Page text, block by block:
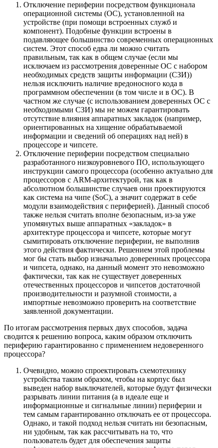
Отключение периферии посредством функционала
операционной системы (ОС), установленной на
устройстве (при помощи встроенных служб и
компонент). Подобные функции встроены в
подавляющее большинство современных операционных
систем. Этот способ едва ли можно считать
правильным, так как в общем случае (если мы
исключаем из рассмотрения доверенные ОС с набором
необходимых средств защиты информации (СЗИ))
нельзя исключить наличие вредоносного кода в
программном обеспечении (в том числе и в ОС). В
частном же случае (с использованием доверенных ОС с
необходимыми СЗИ) мы не можем гарантировать
отсутствие влияния аппаратных закладок (например,
ориентированных на хищение обрабатываемой
информации и сведений об операциях над ней) в
процессоре и чипсете.
Отключение периферии посредством специально
разработанного низкоуровневого ПО, использующего
инструкции самого процессора (особенно актуально для
процессоров с ARM-архитектурой, так как в
абсолютном большинстве случаев они проектируются
как система на чипе (SoC), а значит содержат в себе
модули взаимодействия с периферией). Данный способ
также нельзя считать вполне безопасным, из-за уже
упомянутых выше аппаратных «закладок» в
архитектуре процессора и чипсете, которые могут
сымитировать отключение периферии, не выполнив
этого действия фактически. Решением этой проблемы
мог бы стать выбор изначально доверенных процессора
и чипсета, однако, на данный момент это невозможно
фактически, так как не существует доверенных
отечественных процессоров и чипсетов достаточной
производительности и разумной стоимости, а
импортные невозможно проверить на соответствие
заявленной документации.
По итогам рассмотрения первых двух способов, задача
сводится к решению вопроса, каким образом отключить
периферию гарантированно с применением недоверенного
процессора?
Очевидно, можно спроектировать схемотехнику
устройства таким образом, чтобы на корпус был
выведен набор выключателей, которые будут физически
разрывать линии питания (а в идеале еще и
информационные и сигнальные линии) периферии и
тем самым гарантированно отключать ее от процессора.
Однако, и такой подход нельзя считать ни безопасным,
ни удобным, так как рассчитывать на то, что
пользователь будет для обеспечения защиты